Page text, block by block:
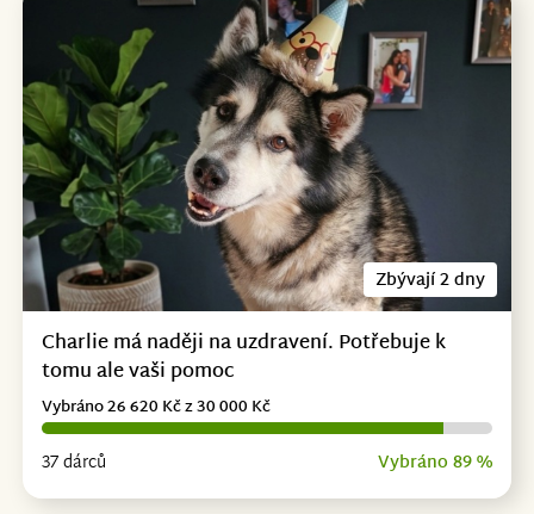
Zbývají 2 dny
Charlie má naději na uzdravení. Potřebuje k
tomu ale vaši pomoc
37 dárců Vybráno 89 %
Vybráno 26 620 Kč z 30 000 Kč